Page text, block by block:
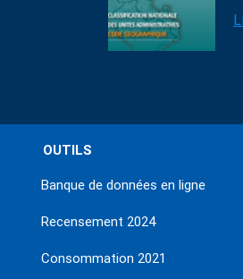
OUTILS
Banque de données en ligne
Recensement 2024
Consommation 2021